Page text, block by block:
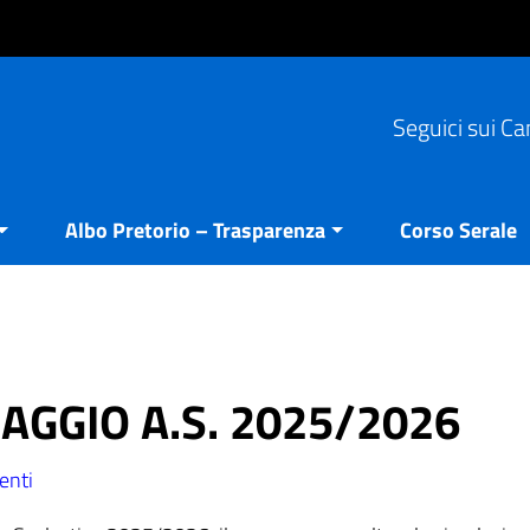
Seguici sui
Albo Pretorio – Trasparenza Corso Serale
A.S. 2025/2026